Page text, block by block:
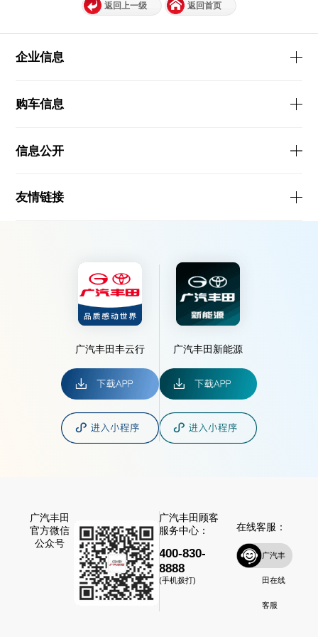
返回上一级 返回首页
企业信息
购车信息
信息公开
友情链接
广汽丰田丰云行 广汽丰田新能源
广汽丰田
官方微信
公众号
广汽丰田顾客
服务中心：
400-830-
8888
(手机拨打)
在线客服：
广汽丰
田在线
客服